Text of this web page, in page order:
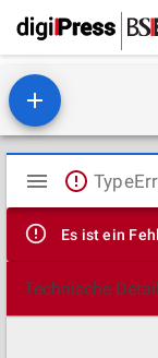
Mirador
Viewer
Es ist ein
Technische